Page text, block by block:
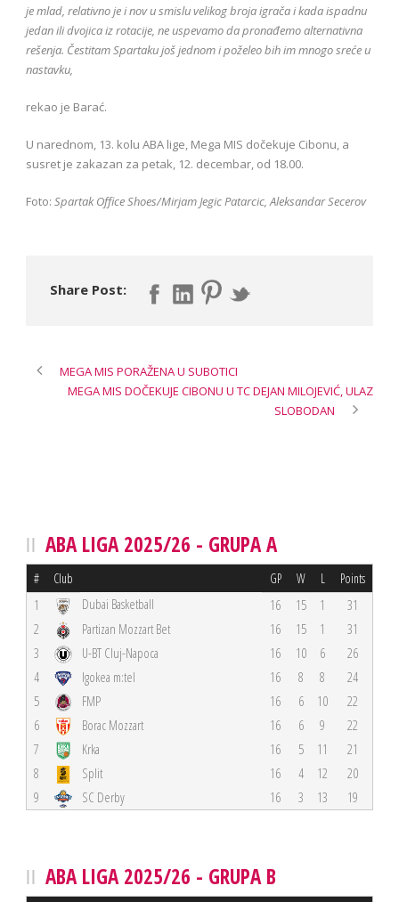
je mlad, relativno je i nov u smislu velikog broja igrača i kada ispadnu
jedan ili dvojica iz rotacije, ne uspevamo da pronađemo alternativna
rešenja. Čestitam Spartaku još jednom i poželeo bih im mnogo sreće u
nastavku,
rekao je Barać.
U narednom, 13. kolu ABA lige, Mega MIS dočekuje Cibonu, a
susret je zakazan za petak, 12. decembar, od 18.00.
Foto: Spartak Office Shoes/Mirjam Jegic Patarcic, Aleksandar Secerov
Share Post:
MEGA MIS PORAŽENA U SUBOTICI
MEGA MIS DOČEKUJE CIBONU U TC DEJAN MILOJEVIĆ, ULAZ
SLOBODAN
ABA LIGA 2025/26 - GRUPA A
# Club GP W L Points
1 Dubai Basketball 16 15 1
31
2
Partizan Mozzart Bet 16 15 1
31
3
U-BT Cluj-Napoca 16 10 6
26
4
Igokea m:tel 16 8 8
24
5
FMP 16 6 10
22
6
Borac Mozzart 16 6 9
22
7
Krka 16 5 11
21
8
Split 16 4 12
20
9
SC Derby 16 3 13 19
ABA LIGA 2025/26 - GRUPA B